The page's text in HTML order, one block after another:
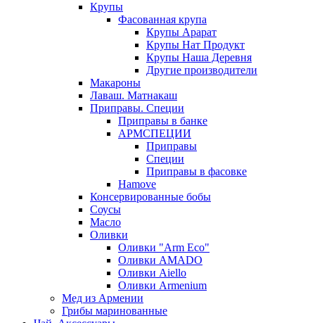
Крупы
Фасованная крупа
Крупы Арарат
Крупы Нат Продукт
Крупы Наша Деревня
Другие производители
Макароны
Лаваш. Матнакаш
Приправы. Специи
Приправы в банке
АРМСПЕЦИИ
Приправы
Специи
Приправы в фасовке
Hamove
Консервированные бобы
Соусы
Масло
Оливки
Оливки "Arm Eco"
Оливки AMADO
Оливки Aiello
Оливки Armenium
Мед из Армении
Грибы маринованные